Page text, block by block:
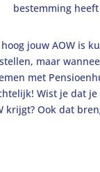
bestemming
hoog jouw AOW is
maar
met
Wist je dat
krijgt? Ook dat